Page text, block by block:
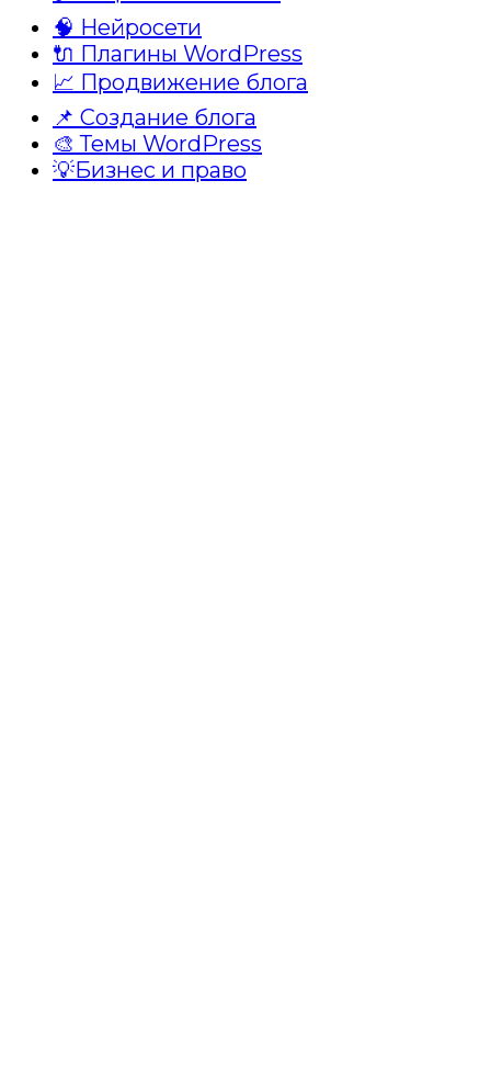
🧠 Нейросети
🔌 Плагины WordPress
📈 Продвижение блога
📌 Создание блога
🎨 Темы WordPress
💡Бизнес и право